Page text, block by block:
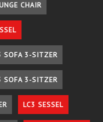
CHAIR
SOFA 3-SITZER
SOFA 3-SITZER
LC3 SESSEL